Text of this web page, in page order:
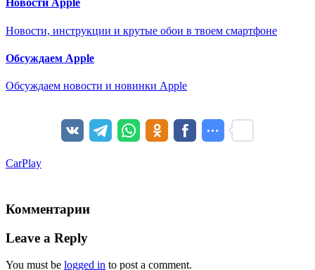
Новости Apple
Новости, инструкции и крутые обои в твоем смартфоне
Обсуждаем Apple
Обсуждаем новости и новинки Apple
CarPlay
Комментарии
Leave a Reply
You must be logged in to post a comment.